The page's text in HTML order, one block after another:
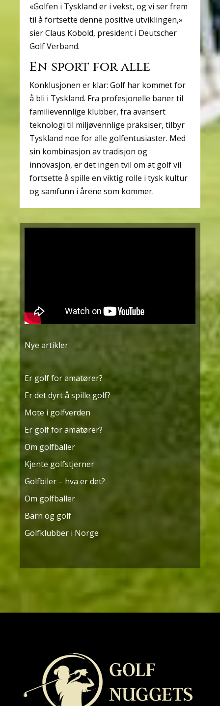
«Golfen i Tyskland er i vekst, og vi ser frem
til å fortsette denne positive utviklingen,»
sier Claus Kobold, president i Deutscher
Golf Verband.
En sport for alle
Konklusjonen er klar: Golf har kommet for
å bli i Tyskland. Fra profesjonelle baner til
familievennlige klubber, fra avansert
teknologi til miljøvennlige praksiser, tilbyr
Tyskland noe for alle golfentusiaster. Med
sin kombinasjon av tradisjon og
innovasjon, er det ingen tvil om at golf vil
fortsette å spille en viktig rolle i tysk kultur
og samfunn i årene som kommer.
Nye artikler
Er golf for amatører?
Er det dyrt å spille golf?
Mote i golfverden
Er golf for amatører?
Om golfballer
Kjente golfstjerner
Golfbiler – hva er det?
Om golfballer
Barn og golf
Golfklubber i Norge